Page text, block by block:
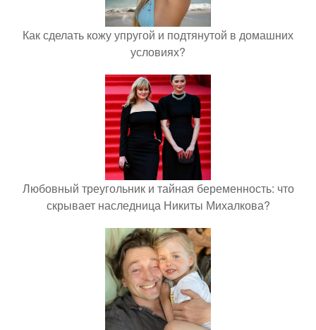
Как сделать кожу упругой и подтянутой в домашних
условиях?
Любовный треугольник и тайная беременность: что
скрывает наследница Никиты Михалкова?